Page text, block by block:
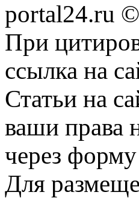
portal24.ru ©
При
ссылка на
Статьи на
ваши права
через
Для